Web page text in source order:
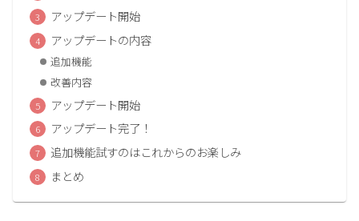
アップデート開始
アップデートの内容
追加機能
改善内容
アップデート開始
アップデート完了！
追加機能試すのはこれからのお楽しみ
まとめ